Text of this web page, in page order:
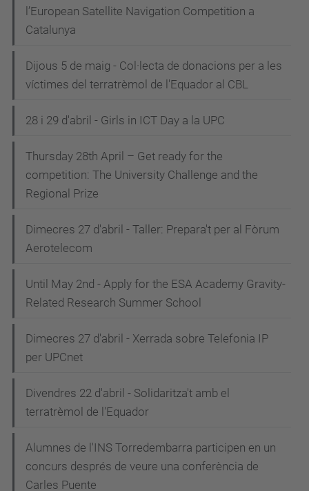
l’European Satellite Navigation Competition a
Catalunya
Dijous 5 de maig - Col·lecta de donacions per a les
víctimes del terratrèmol de l'Equador al CBL
28 i 29 d'abril - Girls in ICT Day a la UPC
Thursday 28th April – Get ready for the
competition: The University Challenge and the
Regional Prize
Dimecres 27 d'abril - Taller: Prepara't per al Fòrum
Aerotelecom
Until May 2nd - Apply for the ESA Academy Gravity-
Related Research Summer School
Dimecres 27 d'abril - Xerrada sobre Telefonia IP
per UPCnet
Divendres 22 d'abril - Solidaritza't amb el
terratrèmol de l'Equador
Alumnes de l'INS Torredembarra participen en un
concurs després de veure una conferència de
Carles Puente